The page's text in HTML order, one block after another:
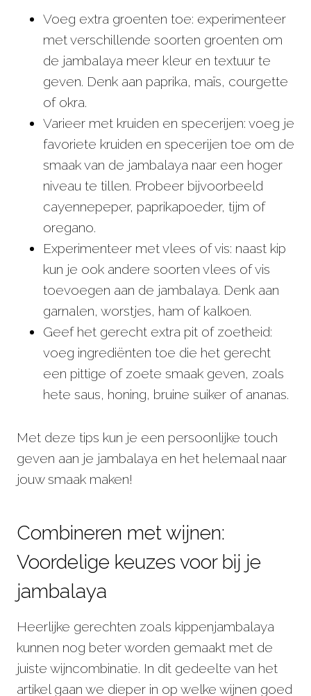
Voeg extra groenten toe: experimenteer
met verschillende soorten groenten om
de jambalaya meer kleur en textuur te
geven. Denk aan paprika, maïs, courgette
of okra.
Varieer met kruiden en specerijen: voeg je
favoriete kruiden en specerijen toe om de
smaak van de jambalaya naar een hoger
niveau te tillen. Probeer bijvoorbeeld
cayennepeper, paprikapoeder, tijm of
oregano.
Experimenteer met vlees of vis: naast kip
kun je ook andere soorten vlees of vis
toevoegen aan de jambalaya. Denk aan
garnalen, worstjes, ham of kalkoen.
Geef het gerecht extra pit of zoetheid:
voeg ingrediënten toe die het gerecht
een pittige of zoete smaak geven, zoals
hete saus, honing, bruine suiker of ananas.
Met deze tips kun je een persoonlijke touch
geven aan je jambalaya en het helemaal naar
jouw smaak maken!
Combineren met wijnen:
Voordelige keuzes voor bij je
jambalaya
Heerlijke gerechten zoals kippenjambalaya
kunnen nog beter worden gemaakt met de
juiste wijncombinatie. In dit gedeelte van het
artikel gaan we dieper in op welke wijnen goed